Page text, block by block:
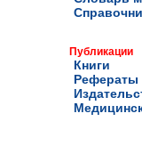
Публикации
Книги
Рефераты